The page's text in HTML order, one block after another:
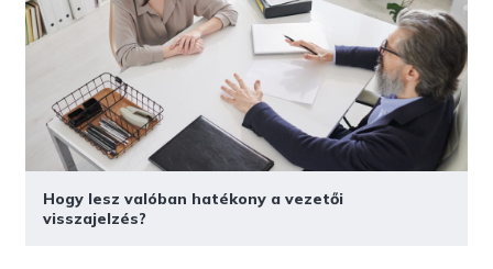
Hogy lesz valóban hatékony a vezetői
visszajelzés?